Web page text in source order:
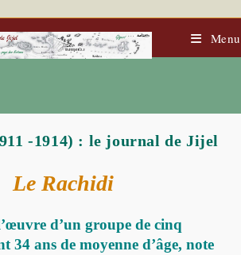
Menu
-1914) : le journal de Jijel
Le Rachidi
d’un groupe de cinq
34 ans de moyenne d’âge, note